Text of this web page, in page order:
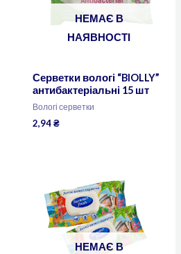
НЕМАЄ В
НАЯВНОСТІ
Серветки вологі “BIOLLY”
антибактеріальні 15 шт
Вологі серветки
2,94₴
НЕМАЄ В